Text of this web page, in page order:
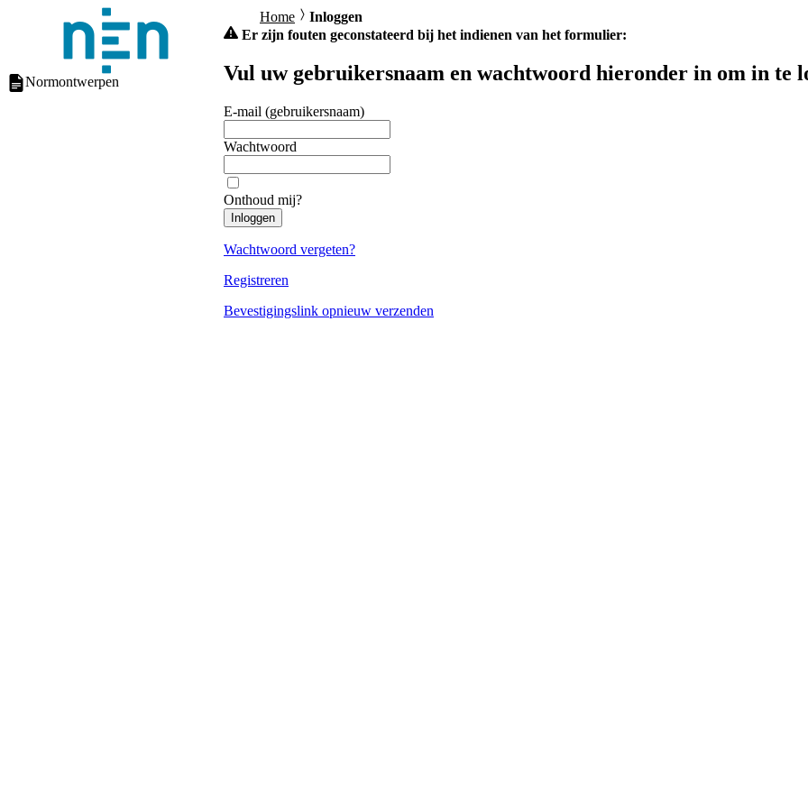
Normontwerpen
Home
Inloggen
Er zijn fouten geconstateerd bij het indienen van het formulier:
Vul uw gebruikersnaam en wachtwoord hieronder in om in te
E-mail (gebruikersnaam)
Wachtwoord
Onthoud mij?
Inloggen
Wachtwoord vergeten?
Registreren
Bevestigingslink opnieuw verzenden